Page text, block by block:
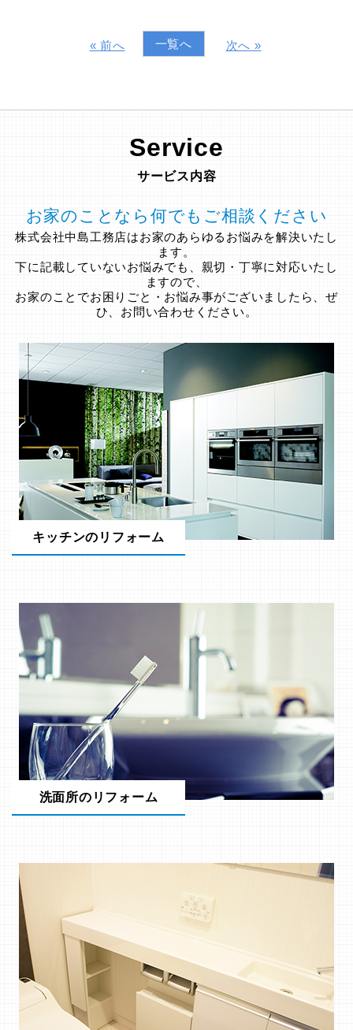
« 前へ 一覧へ 次へ »
Service
サービス内容
お家のことなら何でもご相談ください
株式会社中島工務店はお家のあらゆるお悩みを解決いたし
ます。
下に記載していないお悩みでも、親切・丁寧に対応いたし
ますので、
お家のことでお困りごと・お悩み事がございましたら、ぜ
ひ、お問い合わせください。
キッチンのリフォーム
洗面所のリフォーム